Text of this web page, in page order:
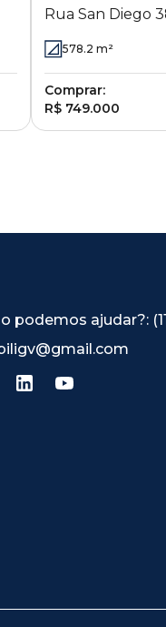
Rua San Diego
578.2 m²
Comprar:
R$ 749.000
podemos ajudar?: